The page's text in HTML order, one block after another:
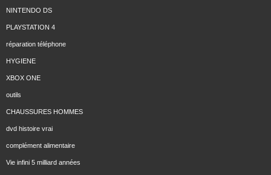
NINTENDO DS
PLAYSTATION 4
réparation téléphone
HYGIENE
XBOX ONE
outils
CHAUSSURES HOMMES
dvd histoire vrai
complément alimentaire
Vie infini 5 milliard années